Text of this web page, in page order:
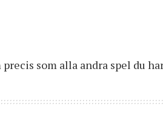
som alla andra spel du